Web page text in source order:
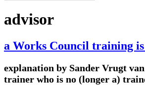
advisor
a Works Council training
explanation by Sander Vrugt
trainer who is no (longer a)